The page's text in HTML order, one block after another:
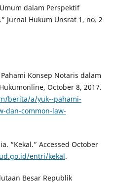
dalam Perspektif
Jurnal Hukum Unsrat 1, no. 2
Konsep Notaris dalam
October 8, 2017.
berita/a/yuk--pahami-
dan-common-law-
“Kekal.” Accessed October
entri/kekal.
Besar Republik